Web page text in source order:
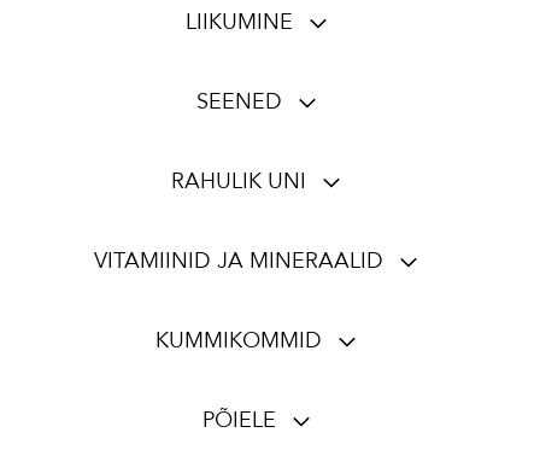
LIIKUMINE
SEENED
RAHULIK UNI
VITAMIINID JA MINERAALID
KUMMIKOMMID
PÕIELE